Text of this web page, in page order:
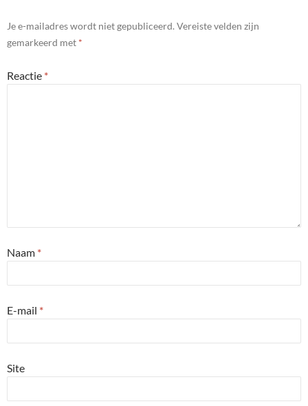
Je e-mailadres wordt niet gepubliceerd. Vereiste velden zijn
gemarkeerd met *
Reactie *
Naam *
E-mail *
Site